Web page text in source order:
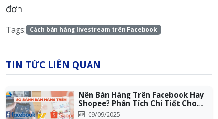
đơn
Tags: Cách bán hàng livestream trên Facebook
TIN TỨC LIÊN QUAN
Nên Bán Hàng Trên Facebook Hay
Shopee? Phân Tích Chi Tiết Cho
Người Mớ...
09/09/2025